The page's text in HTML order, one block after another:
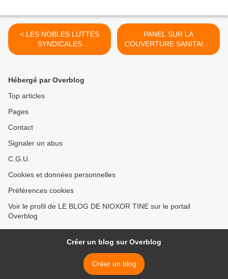
< LES NOBLES LUTTES
SYNDICALES
TRANSCENDENT LES
PANEL SUR LA
COUVERTURE SANITAIRE
UNIVERSELLE:
Hébergé par Overblog
Top articles
Pages
Contact
Signaler un abus
C.G.U.
Cookies et données personnelles
Préférences cookies
Voir le profil de LE BLOG DE NIOXOR TINE sur le portail
Overblog
Créer un blog sur Overblog
Créer un blog